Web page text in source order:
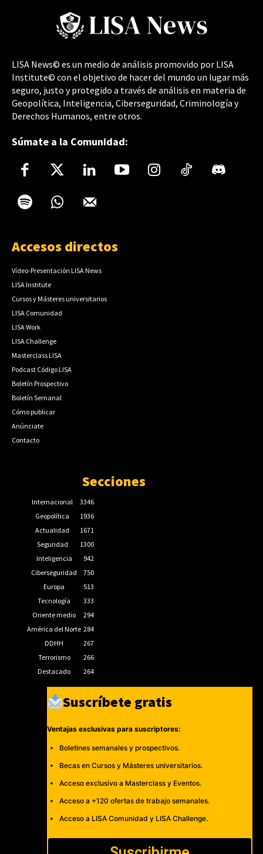
LISA News© es un medio de análisis promovido por LISA
Institute© con el objetivo de hacer del mundo un lugar más
seguro, justo y protegido a través de análisis en materia de
Geopolítica, Inteligencia, Ciberseguridad, Criminología y
Derechos Humanos, entre otros.
Súmate a la Comunidad:
Accesos directos
Vídeo-Presentación LISA News
LISA Institute
Cursos y Másteres universitarios
LISA Comunidad
LISA Work
LISA Challenge
Masterclass LISA
Podcast Código LISA
Boletín Prospectivo
Boletín Semanal
Cómo publicar
Anúnciate
Contacto
Secciones
Internacional
3346
Geopolítica
1936
Actualidad
1671
Seguridad
1300
Inteligencia
942
Ciberseguridad
750
Europa
513
Tecnología
333
Oriente medio
294
América del Norte 284
DDHH
267
Terrorismo
266
Destacado
264
Suscríbete gratis
Ventajas exclusivas para suscriptores:
Boletines semanales y prospectivos.
Becas en Cursos y Másteres universitarios.
Acceso exclusivo a Masterclass y Eventos.
Acceso a +120 ofertas de trabajo semanales.
Acceso a LISA Comunidad y LISA Challenge.